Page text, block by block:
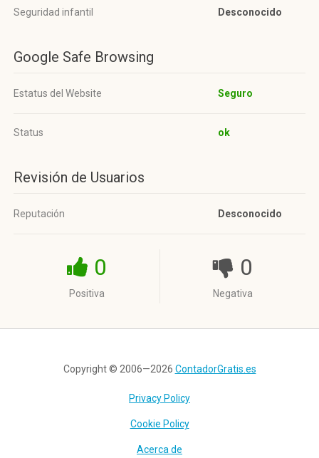
Seguridad infantil
Desconocido
Google Safe Browsing
Estatus del Website Seguro
Status ok
Revisión de Usuarios
Reputación Desconocido
0
Positiva
0
Negativa
Copyright © 2006—2026 ContadorGratis.es
Privacy Policy
Cookie Policy
Acerca de